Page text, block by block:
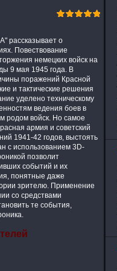
рассказывает о
Повествование
немецких войск на
9 мая 1945 года. В
поражений Красной
и тактические решения
уделено техническому
ведения боев в
родом войск. Но самое
армия и советский
1941-42 годов, выстоять
с использованием 3D-
позволит
событий и их
понятные даже
зрителю. Применение
со средствами
те события,